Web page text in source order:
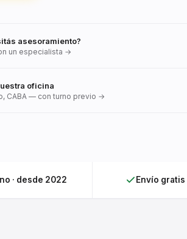
asesoramiento?
un especialista →
oficina
CABA — con turno previo →
· desde 2022 Envío